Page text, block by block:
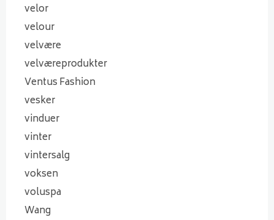
velor
velour
velvære
velværeprodukter
Ventus Fashion
vesker
vinduer
vinter
vintersalg
voksen
voluspa
Wang